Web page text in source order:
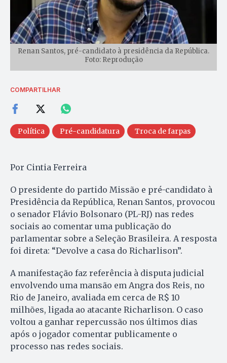
Renan Santos, pré-candidato à presidência da República.
Foto: Reprodução
COMPARTILHAR
Política Pré-candidatura Troca de farpas
Por Cintia Ferreira
O presidente do partido Missão e pré-candidato à
Presidência da República, Renan Santos, provocou
o senador Flávio Bolsonaro (PL-RJ) nas redes
sociais ao comentar uma publicação do
parlamentar sobre a Seleção Brasileira. A resposta
foi direta: “Devolve a casa do Richarlison”.
A manifestação faz referência à disputa judicial
envolvendo uma mansão em Angra dos Reis, no
Rio de Janeiro, avaliada em cerca de R$ 10
milhões, ligada ao atacante Richarlison. O caso
voltou a ganhar repercussão nos últimos dias
após o jogador comentar publicamente o
processo nas redes sociais.